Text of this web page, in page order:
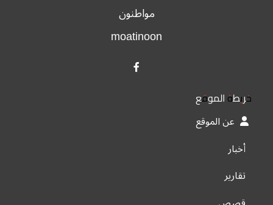
مواطنون
moatinoon
خريطة الموقع
عن الموقع
أخبار
تقارير